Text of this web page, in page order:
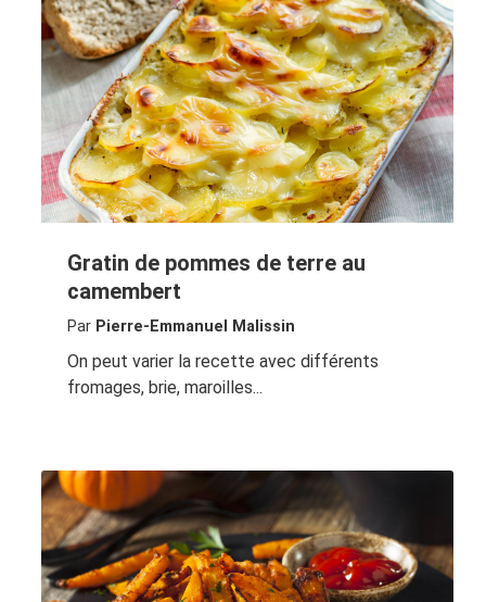
Gratin de pommes de terre au
camembert
Par Pierre-Emmanuel Malissin
On peut varier la recette avec différents
fromages, brie, maroilles...